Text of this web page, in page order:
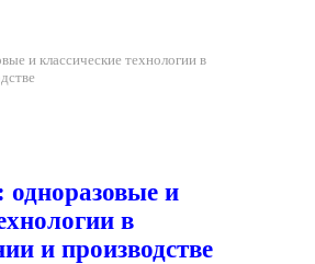
и классические технологии в
одноразовые и
в
и производстве